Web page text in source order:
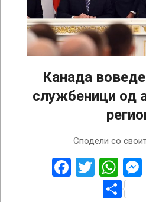
Канада
службеници од
Сподели со